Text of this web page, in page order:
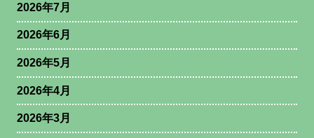
2026年7月
2026年6月
2026年5月
2026年4月
2026年3月